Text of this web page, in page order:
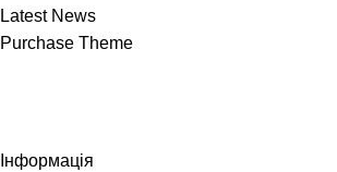
Latest News
Purchase Theme
Інформація